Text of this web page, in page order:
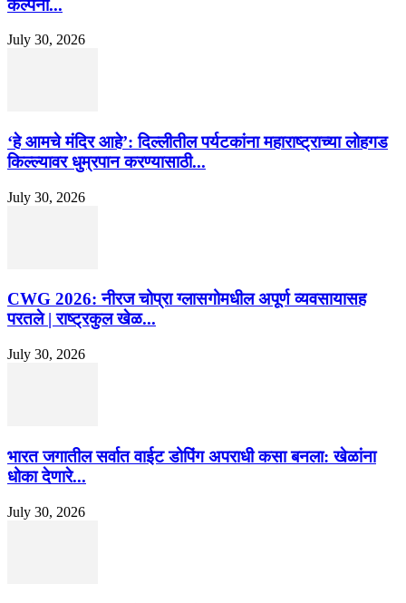
कल्पना...
July 30, 2026
‘हे आमचे मंदिर आहे’: दिल्लीतील पर्यटकांना महाराष्ट्राच्या लोहगड
किल्ल्यावर धुम्रपान करण्यासाठी...
July 30, 2026
CWG 2026: नीरज चोप्रा ग्लासगोमधील अपूर्ण व्यवसायासह
परतले | राष्ट्रकुल खेळ...
July 30, 2026
भारत जगातील सर्वात वाईट डोपिंग अपराधी कसा बनला: खेळांना
धोका देणारे...
July 30, 2026